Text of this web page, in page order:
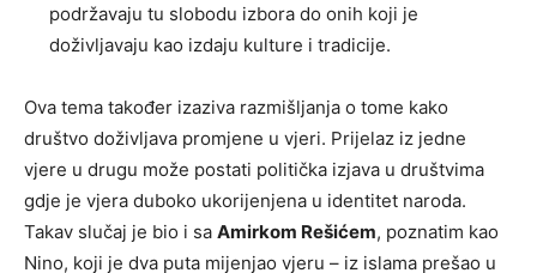
podržavaju tu slobodu izbora do onih koji je
doživljavaju kao izdaju kulture i tradicije.
Ova tema također izaziva razmišljanja o tome kako
društvo doživljava promjene u vjeri. Prijelaz iz jedne
vjere u drugu može postati politička izjava u društvima
gdje je vjera duboko ukorijenjena u identitet naroda.
Takav slučaj je bio i sa Amirkom Rešićem, poznatim kao
Nino, koji je dva puta mijenjao vjeru – iz islama prešao u